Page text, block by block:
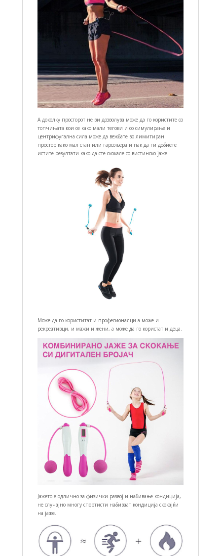
А доколку просторот не ви дозволува може да го користите со
топчињата кои се како мали тегови и со симулирање и
центрифугална сила може да вежбате во лимитиран
простор како мал стан или гарсоњера и пак да ги добиете
истите резултати како да сте скокале со вистинско јаже.
Може да го користитат и професионалци а може и
рекреативци, и мажи и жени, а може да го користат и деца.
Јажето е одлично за физички развој и набивање кондиција,
не случајно многу спортисти набиваат кондиција скокајќи
на јаже.